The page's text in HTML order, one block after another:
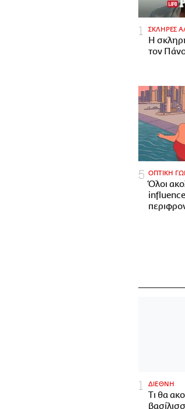
ΣΚΛΗΡΕΣ
H
τον
ΟΠΤΙΚΗ
Όλοι
ΔΙΕΘΝΗ
Τι θα